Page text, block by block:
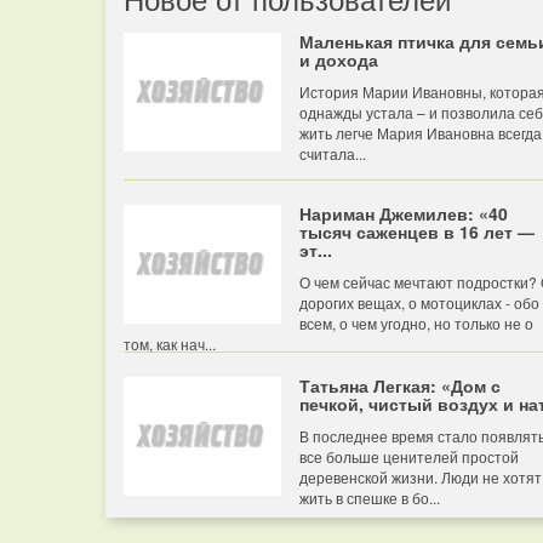
Маленькая птичка для
и дохода
История Марии Ивановны, которая
однажды устала – и позволила
жить легче Мария Ивановна всегда
считала...
Нариман Джемилев: «40
тысяч саженцев в 16 лет —
эт...
О чем сейчас мечтают подростки?
дорогих вещах, о мотоциклах - обо
всем, о чем угодно, но только не о
том, как нач...
Татьяна Легкая: «Дом с
печкой, чистый воздух и
В последнее время стало
все больше ценителей простой
деревенской жизни. Люди не хотят
жить в спешке в бо...